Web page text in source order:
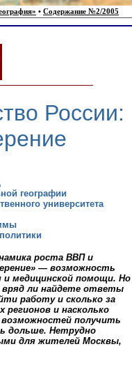
• Содержание №2/2005
России:
географии
университета
роста ВВП и
— возможность
медицинской помощи. Но
вряд ли найдете ответы
работу и сколько за
регионов и насколько
возможностей получить
дольше. Нетрудно
для жителей Москвы,